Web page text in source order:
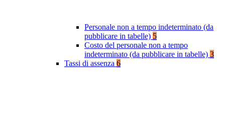
Personale non a tempo indeterminato (da
pubblicare in tabelle) 5
Costo del personale non a tempo
indeterminato (da pubblicare in tabelle) 3
Tassi di assenza 6